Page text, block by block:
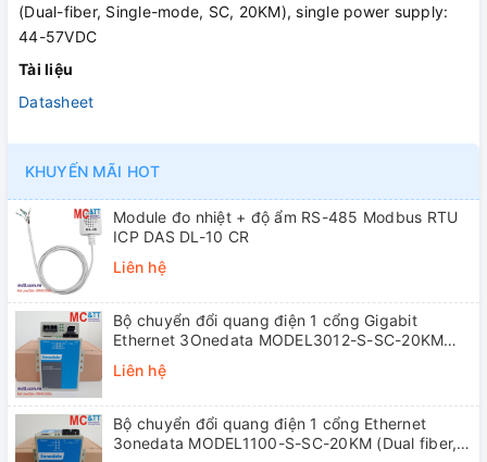
(Dual-fiber, Single-mode, SC, 20KM), single power supply:
44-57VDC
Tài liệu
Datasheet
KHUYẾN MÃI HOT
Module đo nhiệt + độ ẩm RS-485 Modbus RTU
ICP DAS DL-10 CR
Liên hệ
Bộ chuyển đổi quang điện 1 cổng Gigabit
Ethernet 3Onedata MODEL3012-S-SC-20KM
Liên hệ
Bộ chuyển đổi quang điện 1 cổng Ethernet
3onedata MODEL1100-S-SC-20KM (Dual fiber,